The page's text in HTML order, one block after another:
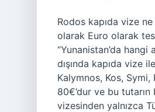
Rodos kapıda vize
olarak Euro olarak
“Yunanistan’da
dışında kapıda vize
Kalymnos, Kos,
80€’dur ve bu
vizesinden yalnızca